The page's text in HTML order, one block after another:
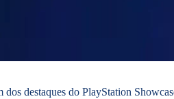
destaques do PlayStation